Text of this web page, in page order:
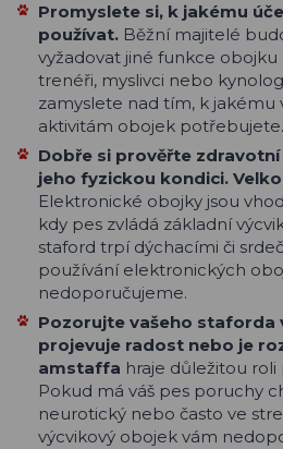
Promyslete si, k jakému
používat. Běžní majitelé
vyžadovat jiné funkce
trenéři, myslivci nebo
zamyslete nad tím, k jakému
aktivitám obojek potřebujete.
Dobře si prověřte
jeho fyzickou kondici.
Elektronické obojky jsou
kdy pes zvládá základní
staford trpí dýchacími či
používání elektronických
nedoporučujeme.
Pozorujte vašeho staforda
projevuje radost nebo je
amstaffa hraje důležitou
Pokud má váš pes poruchy
neurotický nebo často ve
výcvikový obojek vám